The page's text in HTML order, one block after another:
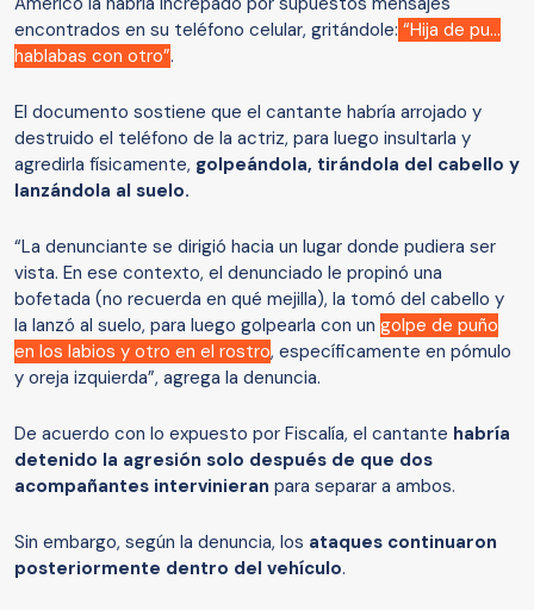
encontrados en su teléfono celular, gritándole: “Hija de pu...
hablabas con otro”.
El documento sostiene que el cantante habría arrojado y
destruido el teléfono de la actriz, para luego insultarla y
agredirla físicamente, golpeándola, tirándola del cabello y
lanzándola al suelo.
“La denunciante se dirigió hacia un lugar donde pudiera ser
vista. En ese contexto, el denunciado le propinó una
bofetada (no recuerda en qué mejilla), la tomó del cabello y
la lanzó al suelo, para luego golpearla con un golpe de puño
en los labios y otro en el rostro, específicamente en pómulo
y oreja izquierda”, agrega la denuncia.
De acuerdo con lo expuesto por Fiscalía, el cantante habría
detenido la agresión solo después de que dos
acompañantes intervinieran para separar a ambos.
Sin embargo, según la denuncia, los ataques continuaron
posteriormente dentro del vehículo.